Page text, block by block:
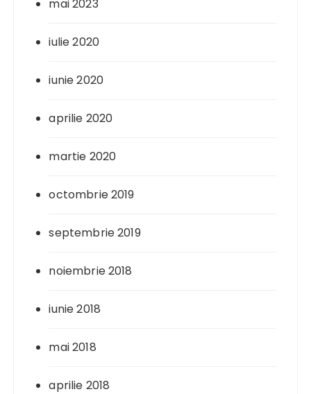
mai 2023
iulie 2020
iunie 2020
aprilie 2020
martie 2020
octombrie 2019
septembrie 2019
noiembrie 2018
iunie 2018
mai 2018
aprilie 2018